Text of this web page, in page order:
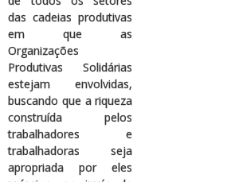
das cadeias produtivas
em que as
Organizações
Produtivas Solidárias
estejam envolvidas,
buscando que a riqueza
construída pelos
trabalhadores e
trabalhadoras seja
apropriada por eles